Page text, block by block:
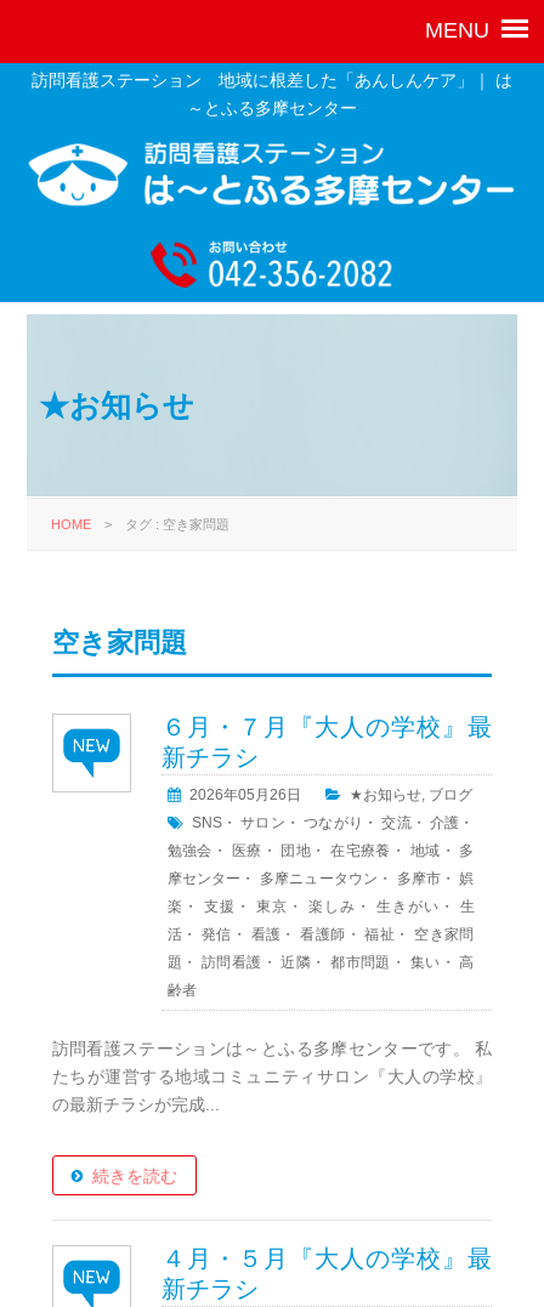
訪問看護ステーション 地域に根差した「あんしんケア」｜ は
～とふる多摩センター
★お知らせ
HOME > タグ : 空き家問題
空き家問題
６月・７月『大人の学校』最
新チラシ
2026年05月26日 ★お知らせ, ブログ
SNS・サロン ・つながり ・交流・介護 ・
勉強会 ・ 医療 ・ 団地 ・在宅療養 ・ 地域 ・ 多
摩センター ・ 多摩ニュータウン ・ 多摩市 ・娯
楽 ・ 支援 ・ 東京 ・ 楽しみ ・ 生きがい ・ 生
活 ・ 発信 ・ 看護 ・看護師 ・福祉 ・ 空き家問
題 ・ 訪問看護 ・近隣 ・都市問題 ・ 集い ・高
齢者
訪問看護ステーションは～とふる多摩センターです。 私
たちが運営する地域コミュニティサロン『大人の学校』
の最新チラシが完成...
続きを読む
４月・５月『大人の学校』最
新チラシ